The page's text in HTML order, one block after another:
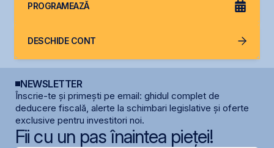
PROGRAMEAZĂ
DESCHIDE CONT
NEWSLETTER
Înscrie-te și primești pe email: ghidul complet de
deducere fiscală, alerte la schimbari legislative și oferte
exclusive pentru investitori noi.
Fii cu un pas înaintea pieței!